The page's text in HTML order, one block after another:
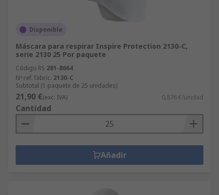
Disponible
Máscara para respirar Inspire Protection 2130-C,
serie 2130 25 Por paquete
Código RS 281-8664
Nº ref. fabric. 2130-C
Subtotal (1 paquete de 25 unidades)
21,90 €(exc. IVA) 0,876 €/unidad
Cantidad
Añadir